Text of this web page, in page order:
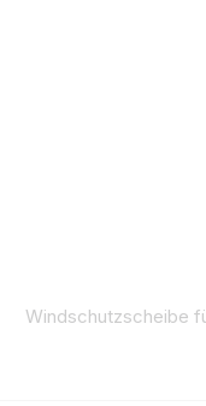
Windschutzscheibe